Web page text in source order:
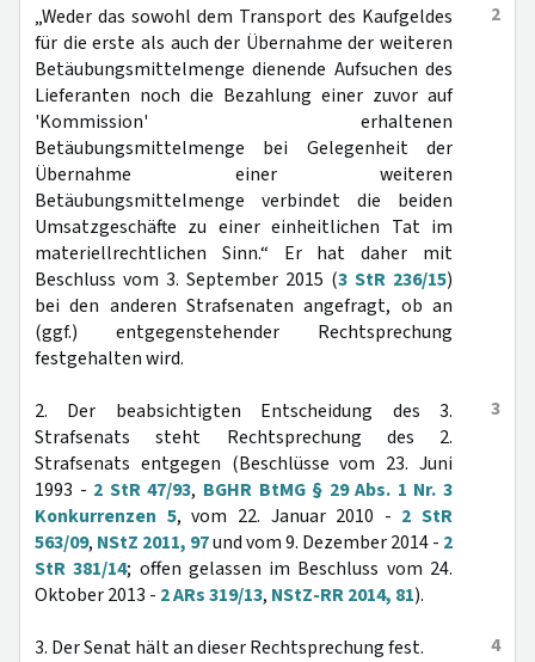
2
„Weder das sowohl dem Transport des Kaufgeldes
für die erste als auch der Übernahme der weiteren
Betäubungsmittelmenge dienende Aufsuchen des
Lieferanten noch die Bezahlung einer zuvor auf
'Kommission' erhaltenen
Betäubungsmittelmenge bei Gelegenheit der
Übernahme einer weiteren
Betäubungsmittelmenge verbindet die beiden
Umsatzgeschäfte zu einer einheitlichen Tat im
materiellrechtlichen Sinn.“ Er hat daher mit
Beschluss vom 3. September 2015 (3 StR 236/15)
bei den anderen Strafsenaten angefragt, ob an
(ggf.) entgegenstehender Rechtsprechung
festgehalten wird.
3
2. Der beabsichtigten Entscheidung des 3.
Strafsenats steht Rechtsprechung des 2.
Strafsenats entgegen (Beschlüsse vom 23. Juni
1993 - 2 StR 47/93, BGHR BtMG § 29 Abs. 1 Nr. 3
Konkurrenzen 5, vom 22. Januar 2010 - 2 StR
563/09, NStZ 2011, 97und vom 9. Dezember 2014 - 2
StR 381/14; offen gelassen im Beschluss vom 24.
Oktober 2013 - 2 ARs 319/13, NStZ-RR 2014, 81).
4
3. Der Senat hält an dieser Rechtsprechung fest.